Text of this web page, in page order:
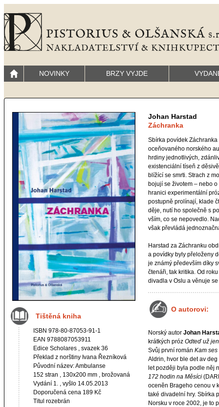
NOVINKY BRZY VYJDE
Tištěná kniha
ISBN 978-80-87053-91-1
EAN 9788087053911
Edice Scholares , svazek 36
Překlad z norštiny Ivana Řezníková
Původní název: Ambulanse
152 stran , 130x200 mm , brožovaná
Vydání 1. , vyšlo 14.05.2013
Doporučená cena 189 Kč
Titul rozebrán
Johan Harstad
Záchranka
Sbírka povídek
oceňovaného norského
hrdiny jednotlivých,
existenciální tíseň z
blížící se smrti. Strach z
bojují se životem – nebo
hranici experimentální
postupně prolínají, klade
děje, nutí ho společně s
vším, co se nepovedlo.
však převládá
Harstad za Záchranku
a povídky byly přeloženy
je známý především díky
čtenáři, tak kritika. Od
divadla v Oslu a věnuje
O autorovi:
Norský autor Johan
krátkých próz Odteď už
Svůj první román Kam
Aldrin, hvor ble det av
let později byla podle něj
172 hodin na Měsíci
oceněn Brageho cenou v
také divadelní hry. Sbírka
Norsku v roce 2002, je to